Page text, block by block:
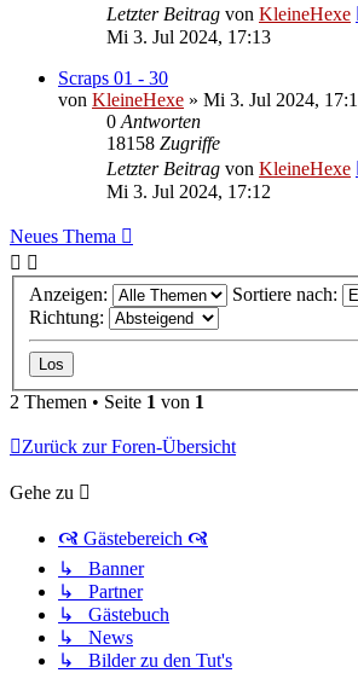
Letzter Beitrag von KleineHexe
Mi 3. Jul 2024, 17:13
Scraps 01 - 30
von KleineHexe » Mi 3. Jul 2024,
0 Antworten
18158 Zugriffe
Letzter Beitrag von KleineHexe
Mi 3. Jul 2024, 17:12
Neues Thema
Anzeigen:
Sortiere nach:
Richtung:
2 Themen • Seite 1 von 1
Zurück zur Foren-Übersicht
Gehe zu
🙧 Gästebereich 🙧
↳ Banner
↳ Partner
↳ Gästebuch
↳ News
↳ Bilder zu den Tut's